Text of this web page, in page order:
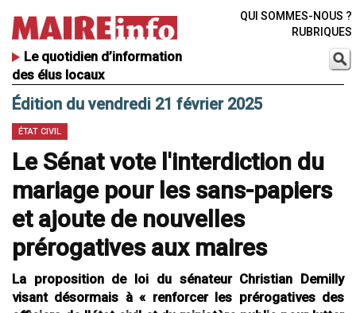
Le quotidien d’information
des élus locaux
QUI SOMMES-NOUS ?
RUBRIQUES
Édition du vendredi 21 février 2025
ÉTAT CIVIL
Le Sénat vote l'interdiction du
mariage pour les sans-papiers
et ajoute de nouvelles
prérogatives aux maires
La proposition de loi du sénateur Christian Demilly
visant désormais à « renforcer les prérogatives des